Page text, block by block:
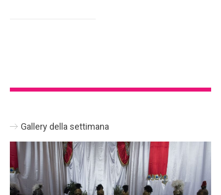
Gallery della settimana